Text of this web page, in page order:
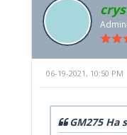
06-19-2021, 10:50 PM
GM275 Ha